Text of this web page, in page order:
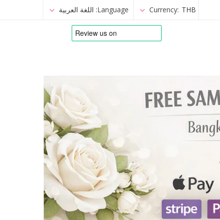
Language: اللغة العربية Currency: THB